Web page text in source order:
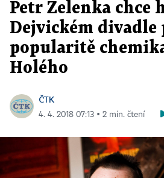
Petr Zelenka chce
Dejvickém divadle
popularitě
Holého
ČTK
4. 4. 2018 07:13 ▪ 2 min. čtení